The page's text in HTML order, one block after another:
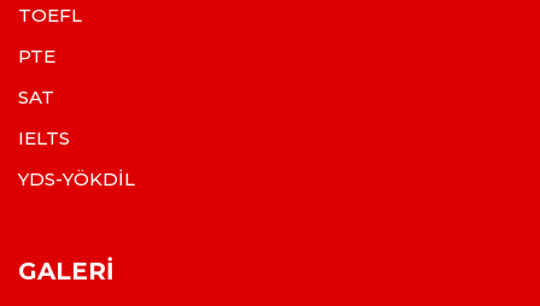
TOEFL
PTE
SAT
IELTS
YDS-YÖKDİL
GALERI